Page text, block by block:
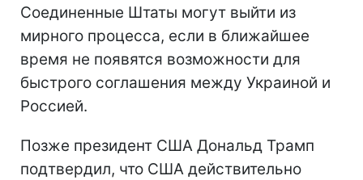
Соединенные Штаты могут выйти из
мирного процесса, если в ближайшее
время не появятся возможности для
быстрого соглашения между Украиной и
Россией.
Позже президент США Дональд Трамп
подтвердил, что США действительно